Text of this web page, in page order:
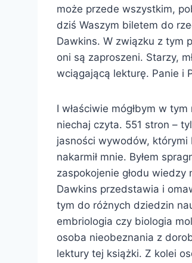
może przede wszystkim,
dziś Waszym biletem do
Dawkins. W związku z tym
oni są zaproszeni. Starzy,
wciągającą lekturę. Panie i
I właściwie mógłbym w
niechaj czyta. 551 stron –
jasności wywodów, którymi
nakarmił mnie. Byłem
zaspokojenie głodu
Dawkins przedstawia i
tym do różnych dziedzin
embriologia czy biologia
osoba nieobeznania z
lektury tej książki. Z kolei